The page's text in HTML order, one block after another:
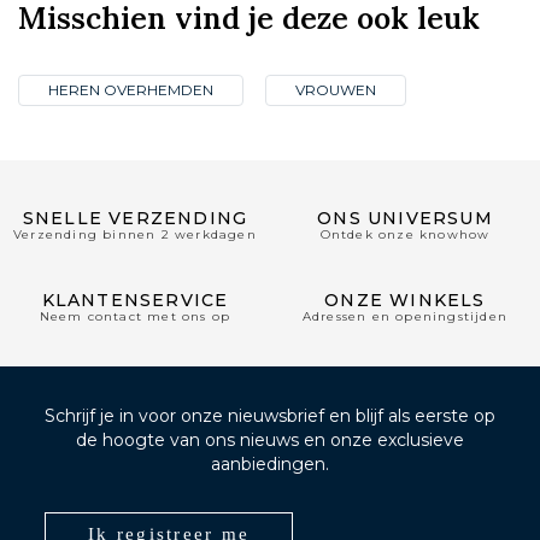
Misschien vind je deze ook leuk
HEREN OVERHEMDEN VROUWEN
SNELLE VERZENDING
Verzending binnen 2 werkdagen
ONS UNIVERSUM
Ontdek onze knowhow
KLANTENSERVICE
Neem contact met ons op
ONZE WINKELS
Adressen en openingstijden
Schrijf je in voor onze nieuwsbrief en blijf als eerste op
de hoogte van ons nieuws en onze exclusieve
aanbiedingen.
Ik registreer me